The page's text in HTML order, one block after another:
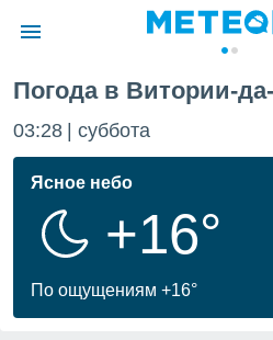
о
Вы можете
к этому
Погода в Витории-
03:28 суббота
Ясное небо
+16°
По ощущениям +16°